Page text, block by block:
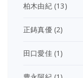
柏木由紀(13)
正鋳真優(2)
田口愛佳(1)